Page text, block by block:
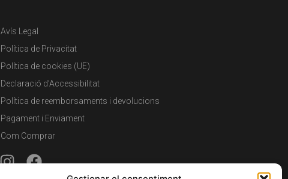
Avís Legal
Política de Privacitat
Política de cookies (UE)
Declaració d’Accessibilitat
Política de reemborsaments i devolucions
Pagament i Enviament
Com Comprar